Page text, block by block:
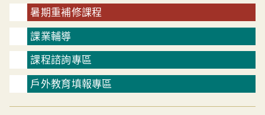
暑期重補修課程
課業輔導
課程諮詢專區
戶外教育填報專區